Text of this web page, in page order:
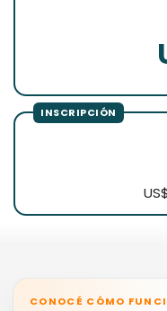
CONOCÉ CÓMO